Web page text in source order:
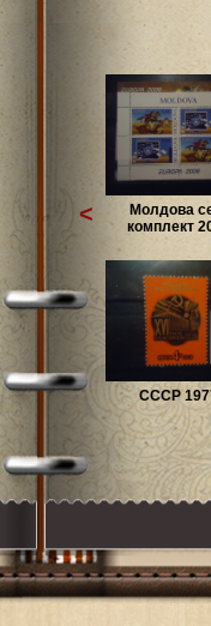
Молдова
комплект
СССР
<